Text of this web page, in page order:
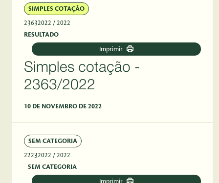
SIMPLES COTAÇÃO
23632022 / 2022
RESULTADO
Imprimir
Simples cotação -
2363/2022
10 DE NOVEMBRO DE 2022
SEM CATEGORIA
22232022 / 2022
SEM CATEGORIA
Imprimir